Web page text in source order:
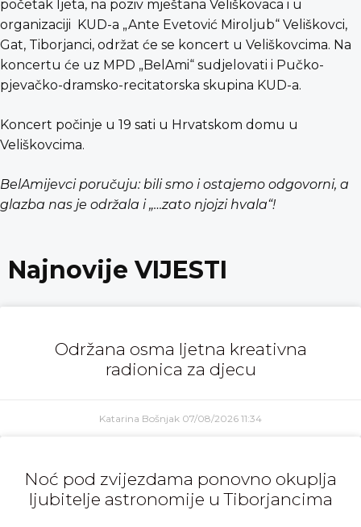
početak ljeta, na poziv mještana Veliškovaca i u
organizaciji KUD-a „Ante Evetović Miroljub“ Veliškovci,
Gat, Tiborjanci, održat će se koncert u Veliškovcima. Na
koncertu će uz MPD „BelAmi“ sudjelovati i Pučko-
pjevačko-dramsko-recitatorska skupina KUD-a.
Koncert počinje u 19 sati u Hrvatskom domu u
Veliškovcima.
BelAmijevci poručuju: bili smo i ostajemo odgovorni, a
glazba nas je održala i „…zato njojzi hvala“!
Najnovije VIJESTI
Održana osma ljetna kreativna
radionica za djecu
Katarina Bošnjak 07/08/2026 11:34
Noć pod zvijezdama ponovno okuplja
ljubitelje astronomije u Tiborjancima